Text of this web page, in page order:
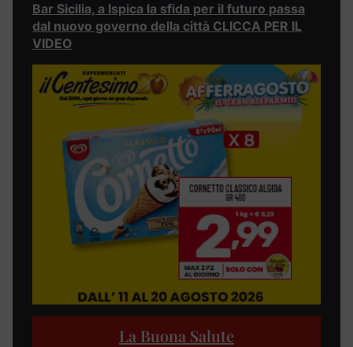
Bar Sicilia, a Ispica la sfida per il futuro passa
dal nuovo governo della città CLICCA PER IL
VIDEO
La Buona Salute